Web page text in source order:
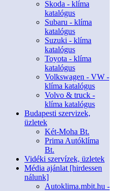
Skoda - klíma
katalógus
Subaru - klíma
katalógus
Suzuki - klíma
katalógus
Toyota - klíma
katalógus
Volkswagen - VW -
klíma katalógus
Volvo & truck -
klíma katalógus
Budapesti szervizek,
üzletek
Két-Moha Bt.
Prima Autóklíma
Bt.
Vidéki szervízek, üzletek
Média ajánlat [hirdessen
nálunk]
Autoklima.mbit.hu -